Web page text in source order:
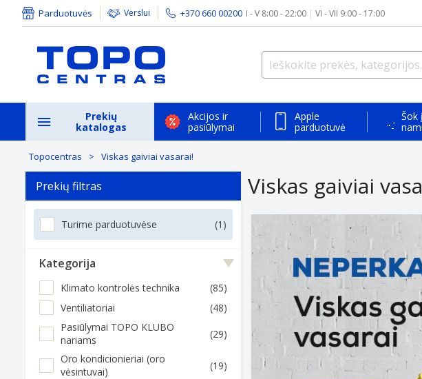
Parduotuvės Verslui +370 660 00200 I - V 8:00 - 22:00 | VI - VII 9:00 - 17:00
Prekių
katalogas
Akcijos ir
pasiūlymai
Apple
parduotuvė
Šok
Topocentras Viskas gaiviai vasarai!
Prekių filtras
Turime parduotuvėse (1)
Kategorija
Klimato kontrolės technika
(85)
Ventiliatoriai
(48)
Pasiūlymai TOPO KLUBO
nariams
(29)
Oro kondicionieriai (oro
vėsintuvai)
(19)
Viskas gaiviai